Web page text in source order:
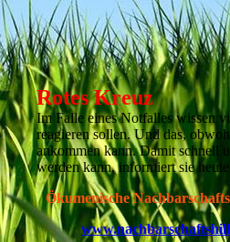
Rotes Kreuz
Im Falle eines Notfalles wissen
reagieren sollen. Und das,
ankommen kann. Damit schnell
werden kann, informiert sie
Ökumenische